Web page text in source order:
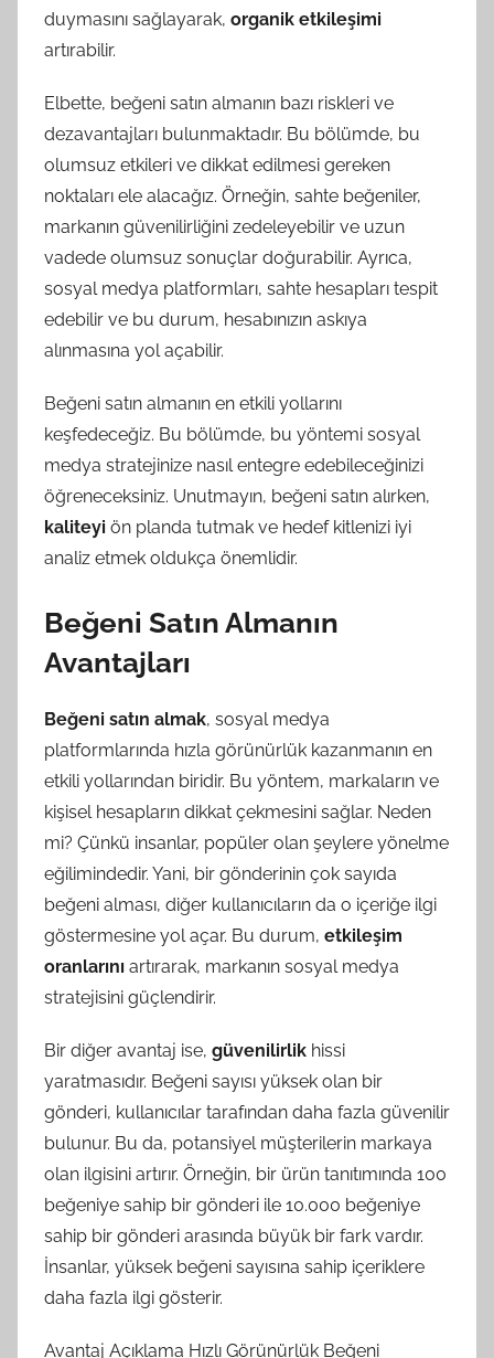
duymasını sağlayarak, organik etkileşimi
artırabilir.
Elbette, beğeni satın almanın bazı riskleri ve
dezavantajları bulunmaktadır. Bu bölümde, bu
olumsuz etkileri ve dikkat edilmesi gereken
noktaları ele alacağız. Örneğin, sahte beğeniler,
markanın güvenilirliğini zedeleyebilir ve uzun
vadede olumsuz sonuçlar doğurabilir. Ayrıca,
sosyal medya platformları, sahte hesapları tespit
edebilir ve bu durum, hesabınızın askıya
alınmasına yol açabilir.
Beğeni satın almanın en etkili yollarını
keşfedeceğiz. Bu bölümde, bu yöntemi sosyal
medya stratejinize nasıl entegre edebileceğinizi
öğreneceksiniz. Unutmayın, beğeni satın alırken,
kaliteyi ön planda tutmak ve hedef kitlenizi iyi
analiz etmek oldukça önemlidir.
Beğeni Satın Almanın
Avantajları
Beğeni satın almak, sosyal medya
platformlarında hızla görünürlük kazanmanın en
etkili yollarından biridir. Bu yöntem, markaların ve
kişisel hesapların dikkat çekmesini sağlar. Neden
mi? Çünkü insanlar, popüler olan şeylere yönelme
eğilimindedir. Yani, bir gönderinin çok sayıda
beğeni alması, diğer kullanıcıların da o içeriğe ilgi
göstermesine yol açar. Bu durum, etkileşim
oranlarını artırarak, markanın sosyal medya
stratejisini güçlendirir.
Bir diğer avantaj ise, güvenilirlik hissi
yaratmasıdır. Beğeni sayısı yüksek olan bir
gönderi, kullanıcılar tarafından daha fazla güvenilir
bulunur. Bu da, potansiyel müşterilerin markaya
olan ilgisini artırır. Örneğin, bir ürün tanıtımında 100
beğeniye sahip bir gönderi ile 10.000 beğeniye
sahip bir gönderi arasında büyük bir fark vardır.
İnsanlar, yüksek beğeni sayısına sahip içeriklere
daha fazla ilgi gösterir.
Avantaj Açıklama Hızlı Görünürlük Beğeni